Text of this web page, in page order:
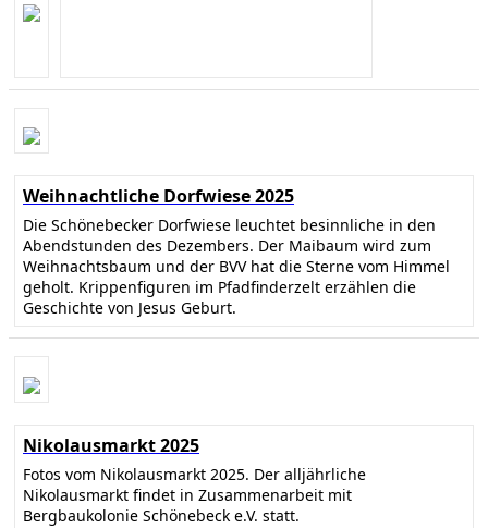
Weihnachtliche Dorfwiese 2025
Die Schönebecker Dorfwiese leuchtet besinnliche in den
Abendstunden des Dezembers. Der Maibaum wird zum
Weihnachtsbaum und der BVV hat die Sterne vom Himmel
geholt. Krippenfiguren im Pfadfinderzelt erzählen die
Geschichte von Jesus Geburt.
Nikolausmarkt 2025
Fotos vom Nikolausmarkt 2025. Der alljährliche
Nikolausmarkt findet in Zusammenarbeit mit
Bergbaukolonie Schönebeck e.V. statt.